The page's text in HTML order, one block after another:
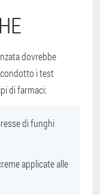
dovrebbe
i test
di farmaci:
di funghi
applicate alle